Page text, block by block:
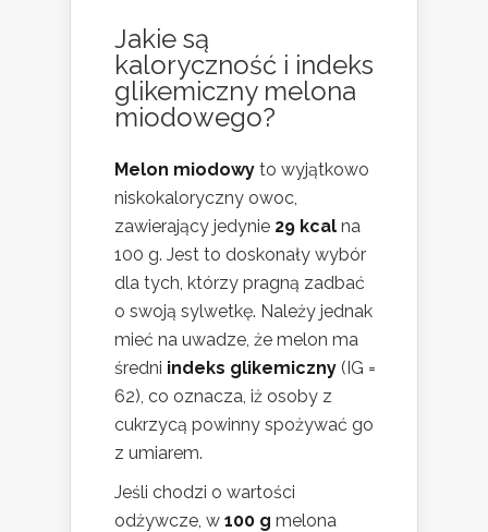
Jakie są
kaloryczność i indeks
glikemiczny melona
miodowego?
Melon miodowy to wyjątkowo
niskokaloryczny owoc,
zawierający jedynie 29 kcal na
100 g. Jest to doskonały wybór
dla tych, którzy pragną zadbać
o swoją sylwetkę. Należy jednak
mieć na uwadze, że melon ma
średni indeks glikemiczny (IG =
62), co oznacza, iż osoby z
cukrzycą powinny spożywać go
z umiarem.
Jeśli chodzi o wartości
odżywcze, w 100 g melona